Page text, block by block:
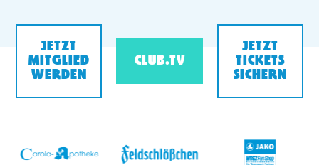
JETZT
MITGLIED
WERDEN
CLUB.TV
JETZT
TICKETS
SICHERN